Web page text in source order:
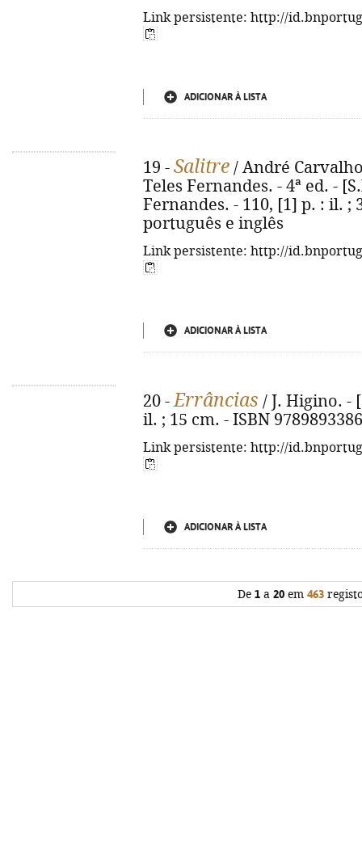
Link persistente: http://
ADICIONAR À LISTA
19 - Salitre / André
Teles Fernandes. - 4ª ed. -
Fernandes. - 110, [1] p. : il. ;
português e inglês
Link persistente: http://
ADICIONAR À LISTA
20 -Errâncias / J. Higino. -
il. ; 15 cm. - ISBN
Link persistente: http://
ADICIONAR À LISTA
De 1 a 20 em 463